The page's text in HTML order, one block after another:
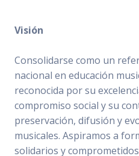
Visión
Consolidarse como un
nacional en educación
reconocida por su
compromiso social y su
preservación, difusión y
musicales. Aspiramos a
solidarios y